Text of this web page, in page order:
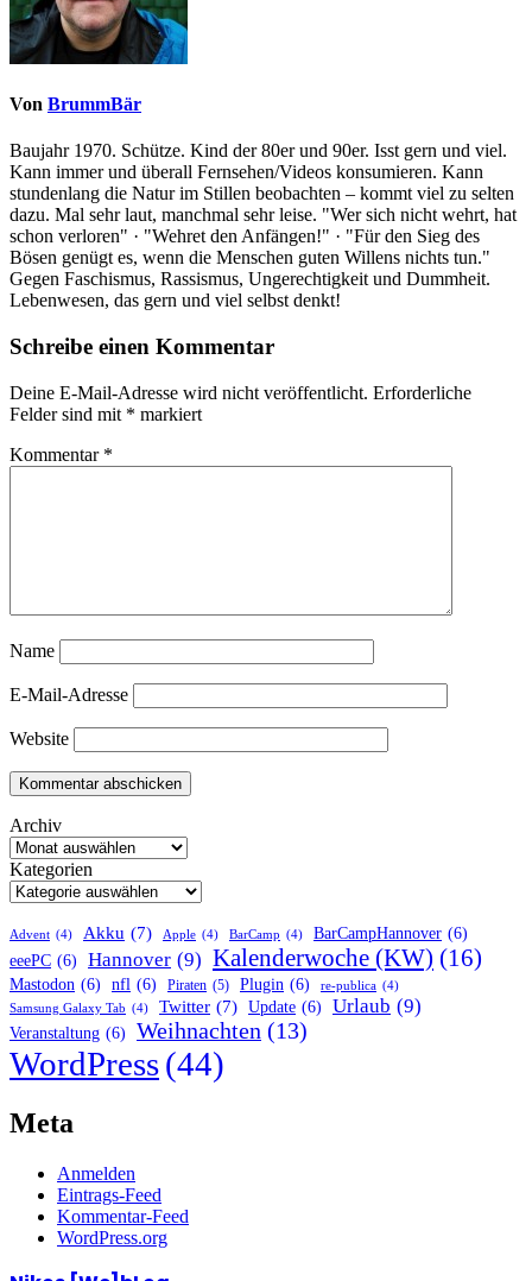
Von BrummBär
Baujahr 1970. Schütze. Kind der 80er und 90er. Isst gern und viel.
Kann immer und überall Fernsehen/Videos konsumieren. Kann
stundenlang die Natur im Stillen beobachten – kommt viel zu selten
dazu. Mal sehr laut, manchmal sehr leise. "Wer sich nicht wehrt, hat
schon verloren" · "Wehret den Anfängen!" · "Für den Sieg des
Bösen genügt es, wenn die Menschen guten Willens nichts tun."
Gegen Faschismus, Rassismus, Ungerechtigkeit und Dummheit.
Lebenwesen, das gern und viel selbst denkt!
Schreibe einen Kommentar
Deine E-Mail-Adresse wird nicht veröffentlicht. Erforderliche
Felder sind mit * markiert
Kommentar *
Name
E-Mail-Adresse
Website
Archiv
Kategorien
Advent (4) Akku (7) Apple (4) BarCamp (4) BarCampHannover (6)
eeePC (6) Hannover (9) Kalenderwoche (KW) (16)
Mastodon (6) nfl (6) Piraten (5) Plugin (6) re-publica (4)
Samsung Galaxy Tab (4) Twitter (7) Update (6) Urlaub (9)
Veranstaltung (6) Weihnachten (13)
WordPress(44)
Meta
Anmelden
Eintrags-Feed
Kommentar-Feed
WordPress.org